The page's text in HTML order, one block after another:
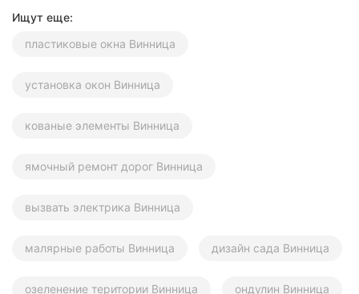
Ивано-
Франковск
Ищут еще:
пластиковые окна Винница
установка окон Винница
кованые элементы Винница
ямочный ремонт дорог Винница
вызвать электрика Винница
малярные работы Винница дизайн сада Винница
озеленение територии Винница ондулин Винница